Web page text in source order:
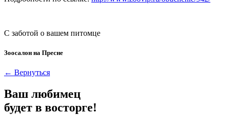
С заботой о вашем питомце
Зоосалон на Пресне
← Вернуться
Ваш любимец
будет в восторге!